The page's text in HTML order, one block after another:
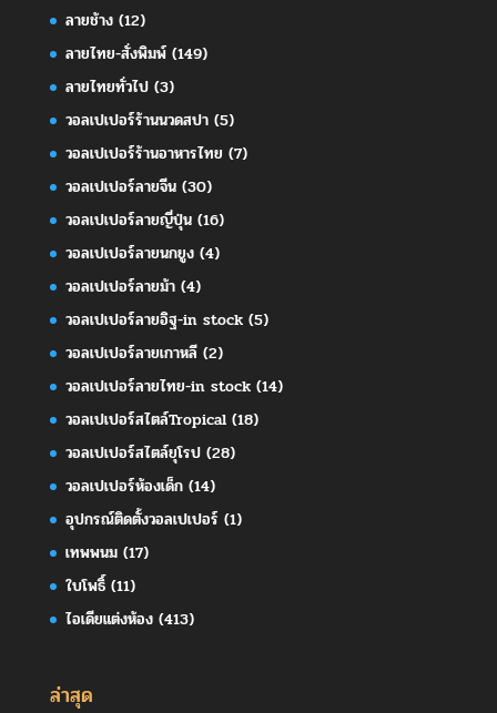
ลายช้าง(12)
ลายไทย-สั่งพิมพ์(149)
ลายไทยทั่วไป(3)
วอลเปเปอร์ร้านนวดสปา(5)
วอลเปเปอร์ร้านอาหารไทย (7)
วอลเปเปอร์ลายจีน(30)
วอลเปเปอร์ลายญี่ปุ่น(16)
วอลเปเปอร์ลายนกยูง(4)
วอลเปเปอร์ลายม้า(4)
วอลเปเปอร์ลายอิฐ-in stock(5)
วอลเปเปอร์ลายเกาหลี(2)
วอลเปเปอร์ลายไทย-in stock(14)
วอลเปเปอร์สไตล์Tropical(18)
วอลเปเปอร์สไตล์ยุโรป(28)
วอลเปเปอร์ห้องเด็ก(14)
อุปกรณ์ติดตั้งวอลเปเปอร์ (1)
เทพพนม(17)
ใบโพธิ์(11)
ไอเดียแต่งห้อง(413)
ล่าสุด